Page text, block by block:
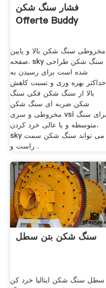
فشار سنگ شکن
Offerte Buddy
مخروطی سنگ شکن بالا و پایین
صفحه. sky سنگ شکن طراحی
شده است برای رسیدن به
حداکثر بهره وری و نسبت کاهش
بالا از سنگ شکن فکی سنگ
شکن ضربه ای سنگ شکن
مخروطی و سری vsi برای سنگ
متوسطه و یا عالی خرد کردن،
sky می تواند سنگ شکن سمت
راست و .
سنگ شکن بتن سطل
سطل سنگ شکن ایتالیا خرد کن